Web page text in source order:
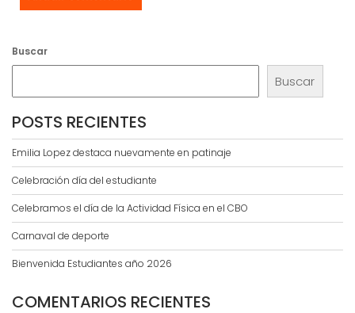
Buscar
Buscar
POSTS RECIENTES
Emilia Lopez destaca nuevamente en patinaje
Celebración día del estudiante
Celebramos el día de la Actividad Física en el CBO
Carnaval de deporte
Bienvenida Estudiantes año 2026
COMENTARIOS RECIENTES